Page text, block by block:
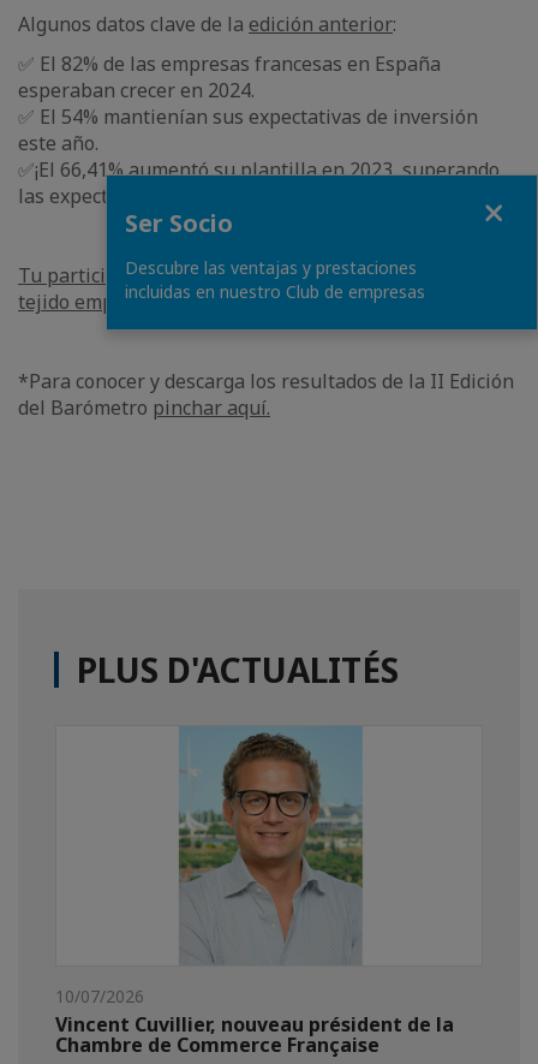
Algunos datos clave de la edición anterior:
✅ El 82% de las empresas francesas en España
esperaban crecer en 2024.
✅ El 54% mantienían sus expectativas de inversión
este año.
✅¡El 66,41% aumentó su plantilla en 2023, superando
las expectativas del año anterior en un 10%!
Tu participación es clave para entender y fortalecer el
tejido empresarial franco-español.
*Para conocer y descarga los resultados de la II Edición
del Barómetro pinchar aquí.
PLUS D'ACTUALITÉS
10/07/2026
Vincent Cuvillier, nouveau président de la
Chambre de Commerce Française
Ser Socio
Descubre las ventajas y prestaciones
incluidas en nuestro Club de empresas